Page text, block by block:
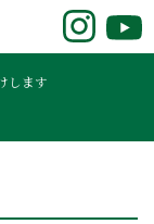
サハウス
ルハウスをお探し
11年連続ナンバ
家でおなじみの
や家づくりのこだ
します